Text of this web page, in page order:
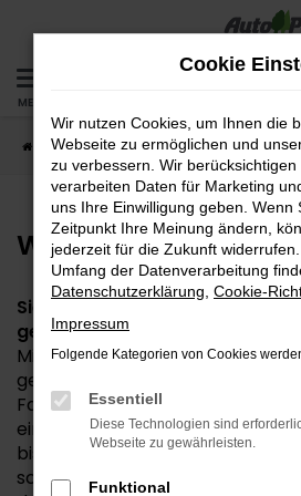
Zum
springen
MENÜ
Startseite Fahrzeuge
Wunschfahrzeug
Sie haben Ihr Traumfahrzeug
gefunden? Kein Problem!
Mit unserer
genau mitteilen, welches Auto
Fahrzeuganfrageformular tragen
einfach ein – von Marke und
bis hin zu besonderen Extras.
schnell und gezielt bearbeiten
Cookie
Wir nutzen Cookies, um Ihnen die
Webseite zu ermöglichen und
zu verbessern. Wir
verarbeiten Daten für Marketing
uns Ihre Einwilligung geben. Wenn
Zeitpunkt Ihre Meinung ändern,
jederzeit für die Zukunft
Umfang der Datenverarbeitung
Datenschutzerklärung Cookie-
Impressum
Folgende Kategorien von Cookies
Essentiell
Diese Technologien sind
Webseite zu gewährleisten.
Funktional